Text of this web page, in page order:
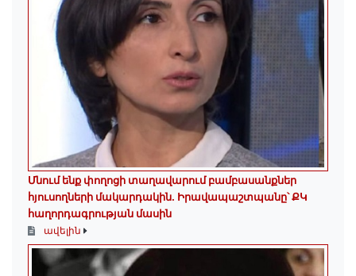
Մնում ենք փողոցի տաղավարում բամբասանքներ
հյուսողների մակարդակին․ Իրավապաշտպանը՝ ՔԿ
հաղորդագրության մասին
ավելին